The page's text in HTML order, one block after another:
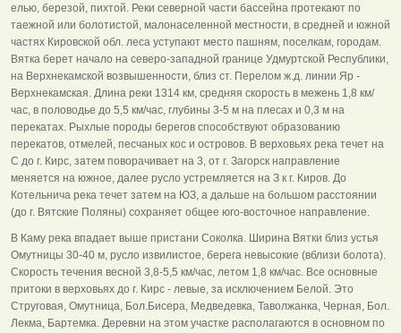
елью, березой, пихтой. Реки северной части бассейна протекают по
таежной или болотистой, малонаселенной местности, в средней и южной
частях Кировской обл. леса уступают место пашням, поселкам, городам.
Вятка берет начало на северо-западной границе Удмуртской Республики,
на Верхнекамской возвышенности, близ ст. Перелом ж.д. линии Яр -
Верхнекамская. Длина реки 1314 км, средняя скорость в межень 1,8 км/
час, в половодье до 5,5 км/час, глубины 3-5 м на плесах и 0,3 м на
перекатах. Рыхлые породы берегов способствуют образованию
перекатов, отмелей, песчаных кос и островов. В верховьях река течет на
С до г. Кирс, затем поворачивает на 3, от г. Загорск направление
меняется на южное, далее русло устремляется на З к г. Киров. До
Котельнича река течет затем на ЮЗ, а дальше на большом расстоянии
(до г. Вятские Поляны) сохраняет общее юго-восточное направление.
В Каму река впадает выше пристани Соколка. Ширина Вятки близ устья
Омутницы 30-40 м, русло извилистое, берега невысокие (вблизи болота).
Скорость течения весной 3,8-5,5 км/час, летом 1,8 км/час. Все основные
притоки в верховьях до г. Кирс - левые, за исключением Белой. Это
Струговая, Омутница, Бол.Бисера, Медведевка, Таволжанка, Черная, Бол.
Лекма, Бартемка. Деревни на этом участке располагаются в основном по